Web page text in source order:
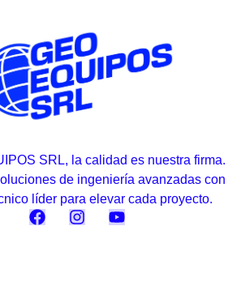
SRL, la calidad es nuestra firma.
de ingeniería avanzadas con
líder para elevar cada proyecto.